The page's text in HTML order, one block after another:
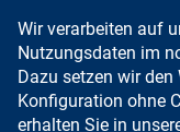
Wir verarbeiten auf
Nutzungsdaten im
Dazu setzen wir
Konfiguration ohne
erhalten Sie in